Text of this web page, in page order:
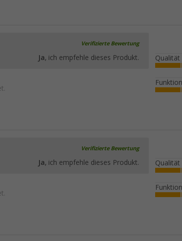
Verifizierte Bewertung
Ja, ich empfehle dieses Produkt. Qualität
Verifizierte Bewertung
Ja, ich empfehle dieses Produkt. Qualität